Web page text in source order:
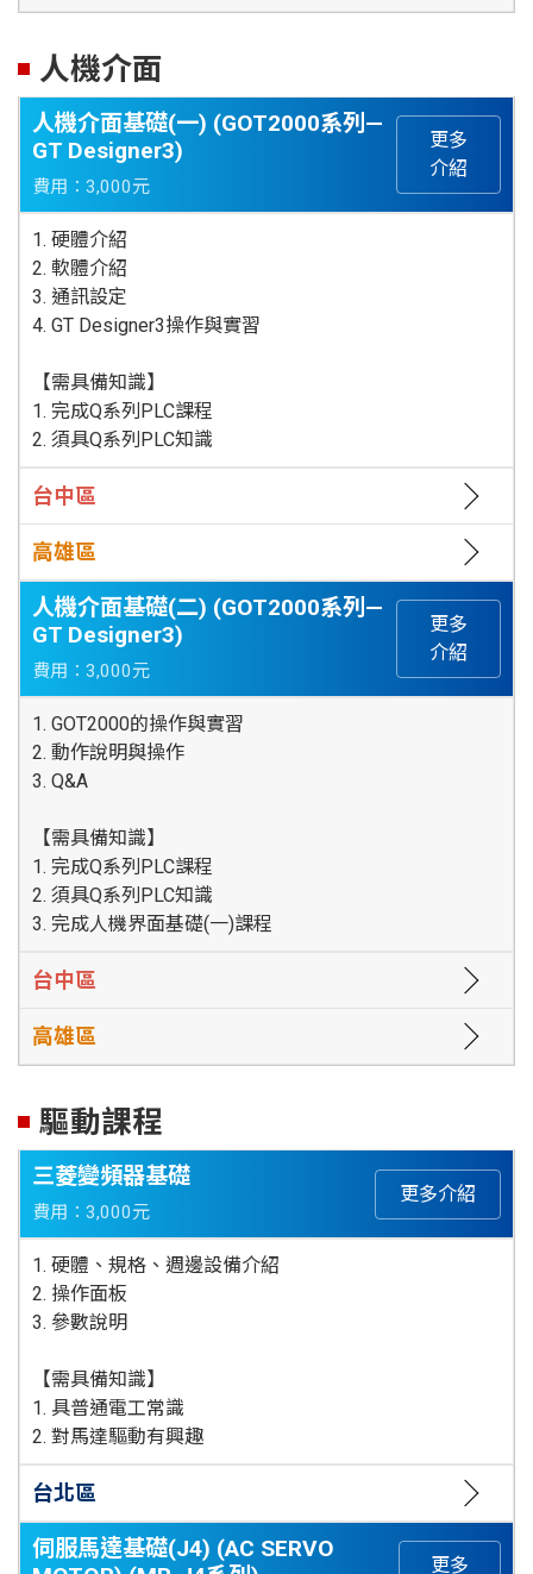
人機介面
人機介面基礎(一) (GOT2000系列—
GT Designer3)
費用：3,000元
更多
介紹
1. 硬體介紹
2. 軟體介紹
3. 通訊設定
4. GT Designer3操作與實習
【需具備知識】
1. 完成Q系列PLC課程
2. 須具Q系列PLC知識
台中區
高雄區
人機介面基礎(二) (GOT2000系列—
GT Designer3)
費用：3,000元
更多
介紹
1. GOT2000的操作與實習
2. 動作說明與操作
3. Q&A
【需具備知識】
1. 完成Q系列PLC課程
2. 須具Q系列PLC知識
3. 完成人機界面基礎(一)課程
台中區
高雄區
驅動課程
三菱變頻器基礎
費用：3,000元
更多介紹
1. 硬體、規格、週邊設備介紹
2. 操作面板
3. 參數說明
【需具備知識】
1. 具普通電工常識
2. 對馬達驅動有興趣
台北區
伺服馬達基礎(J4) (AC SERVO
更多